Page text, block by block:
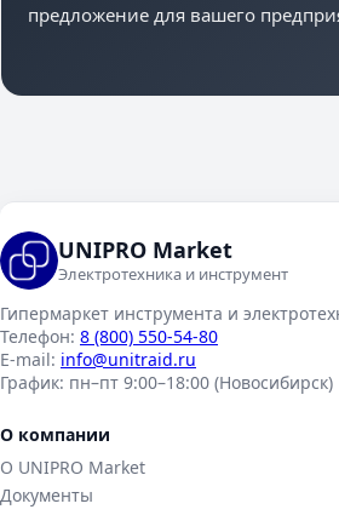
предложение для вашего
UNIPRO Market
Электротехника и инструмент
Гипермаркет инструмента и
Телефон: 8 (800) 550-54-80
E-mail: info@unitraid.ru
График: пн–пт 9:00–18:00 (Новосибирск)
О компании
О UNIPRO Market
Документы